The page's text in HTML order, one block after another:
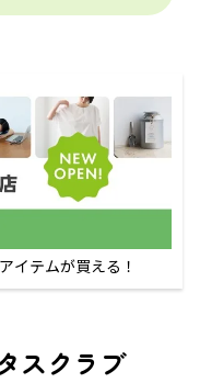
イテムが買える！
スクラブ